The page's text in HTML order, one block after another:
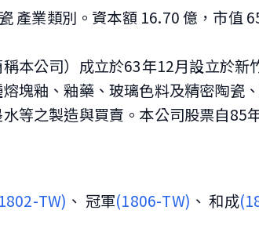
產業類別。資本額 16.70 億，市值
本公司）成立於63年12月設立於新
塊釉、釉藥、玻璃色料及精密陶瓷
等之製造與買賣。本公司股票自85
TW) 、 冠軍(1806-TW) 、 和成